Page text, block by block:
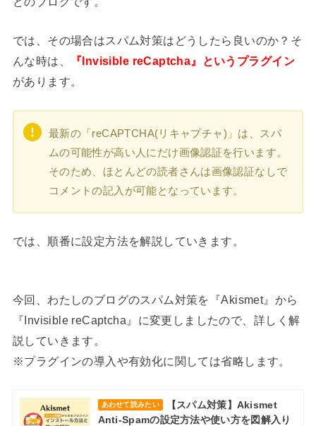
では、その場合はスパム対策はどうしたら良いのか？そ
んな時は、
『Invisible reCaptcha』というプラグイン
があります。
最新の「reCAPTCHA(リキャプチャ)」は、スパ
ムの可能性が高い人にだけ画像認証を行います。
そのため、ほとんどの読者さんは画像認証なしで
コメントの記入が可能となっています。
では、順番に設定方法を解説していきます。
今回、わたしのブログのスパム対策を『Akismet』から
『Invisible reCaptcha』に変更しましたので、詳しく解
説していきます。
※プラグインの導入や有効化に関しては省略します。
あわせて読みたい
【スパム対策】Akismet
Anti-Spamの設定方法や使い方を図解入り